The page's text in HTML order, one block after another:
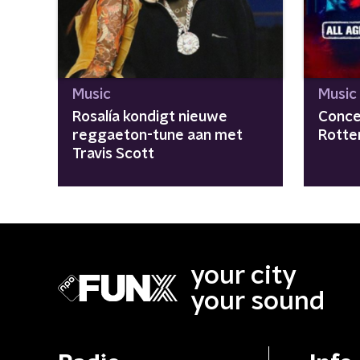
Music
Rosalía kondigt nieuwe
reggaeton-tune aan met
Travis Scott
Music
your city
your sound